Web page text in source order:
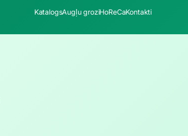
KatalogsAugļu groziHoReCaKontakti